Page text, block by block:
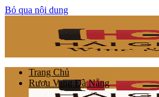
Bỏ qua nội dung
Trang Chủ
Rượu Vang Đà Nẵng